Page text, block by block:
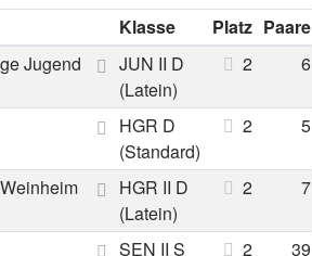
Klasse Platz Paare
Jugend
JUN II D
(Latein)
2 6
HGR D
(Standard)
2 5
HGR II D
(Latein)
2 7
SEN II S
2 39